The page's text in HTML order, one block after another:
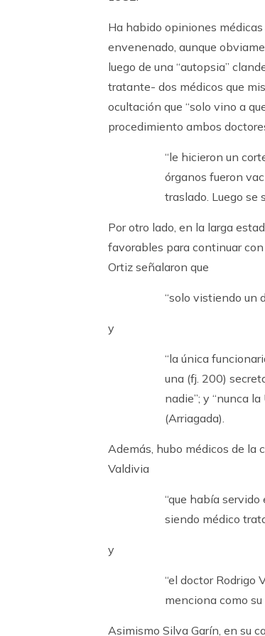
Ha habido opiniones
envenenado, aunque
luego de una “autopsia”
tratante- dos médicos que
ocultación que “solo vino a
procedimiento ambos
“le hicieron un
órganos fueron
traslado. Luego se
Por otro lado, en la larga
favorables para continuar
Ortiz señalaron que
“solo vistiendo un
y
“la única
una (fj. 200)
nadie”; y “nunca
(Arriagada).
Además, hubo médicos de la
Valdivia
“que había
siendo médico
y
“el doctor Rodrigo
menciona como su
Asimismo Silva Garín, en su